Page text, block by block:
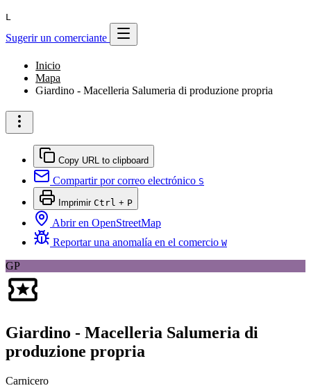
L
Sugerir un comerciante
Inicio
Mapa
Giardino - Macelleria Salumeria di produzione propria
Copy URL to clipboard
Compartir por correo electrónico S
Imprimir Ctrl + P
Abrir en OpenStreetMap
Reportar una anomalía en el comercio W
GP
Giardino - Macelleria Salumeria di
produzione propria
Carnicero